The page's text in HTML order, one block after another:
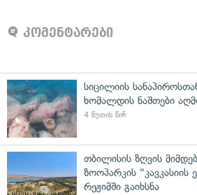
კომენტარები
სიცილიის
ხომალდის ნაშთები
4 წუთის წინ
თბილისის ზღვის
ზოოპარკის "კავკასიის
რეჟიმში გაიხსნა